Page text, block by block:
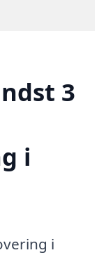
3
i
i